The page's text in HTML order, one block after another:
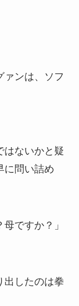
ァンは、ソフ
はないかと疑
に問い詰め
ですか？」
出したのは拳